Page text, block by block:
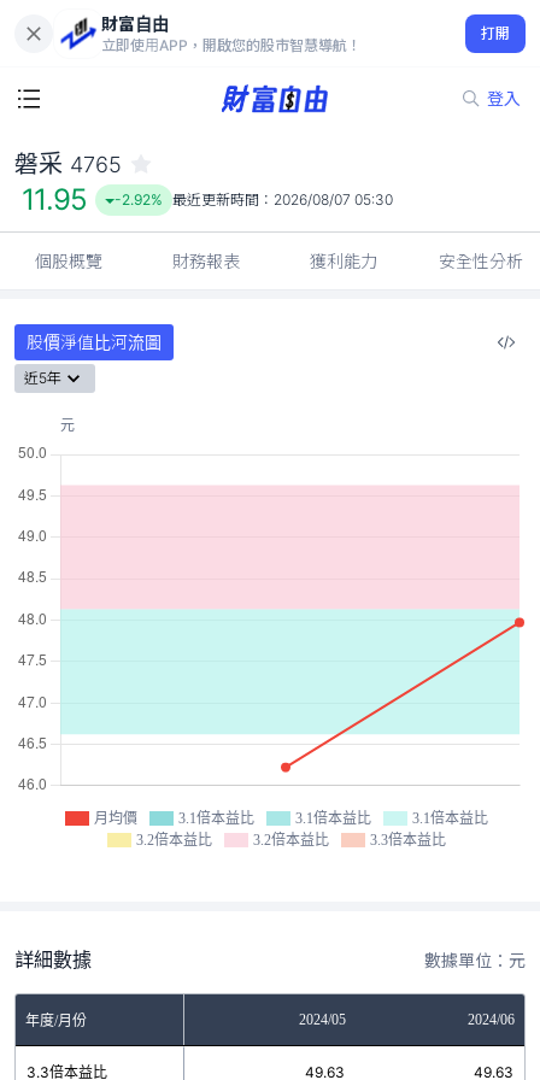
財富自由
立即使用APP，開啟您的股市智慧導航！
打開
登入
11.95
-2.92%
磐采 4765
11.95 -2.92% 最近更新時間： 2026/08/07 05:30
個股概覽 財務報表 獲利能力 安全性分析
股價淨值比河流圖
近5年
月均價 3.1倍本益比 3.1倍本益比
3.1倍本益比
3.2倍本益比
3.2倍本益比 3.3倍本益比
詳細數據 數據單位：元
年度/月份 2024/05 2024/06
3.3倍本益比 49.63 49.63